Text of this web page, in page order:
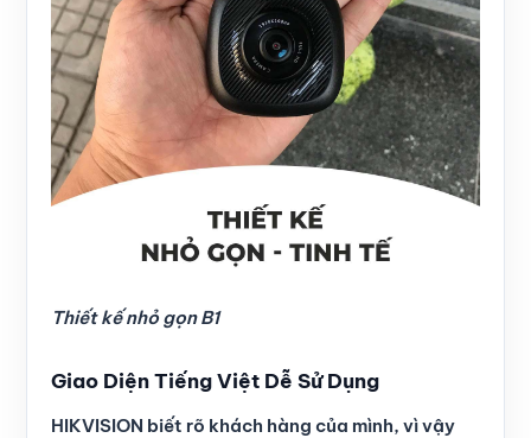
Thiết kế nhỏ gọn B1
Giao Diện Tiếng Việt Dễ Sử Dụng
HIKVISION biết rõ khách hàng của mình, vì vậy